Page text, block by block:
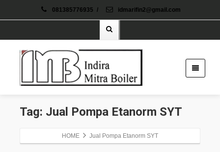
081385776935 / idmarifin2@gmail.com
Tag: Jual Pompa Etanorm SYT
HOME Jual Pompa Etanorm SYT